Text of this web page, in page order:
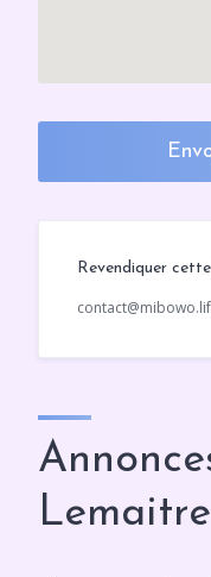
Revendiquer
Lemaitre